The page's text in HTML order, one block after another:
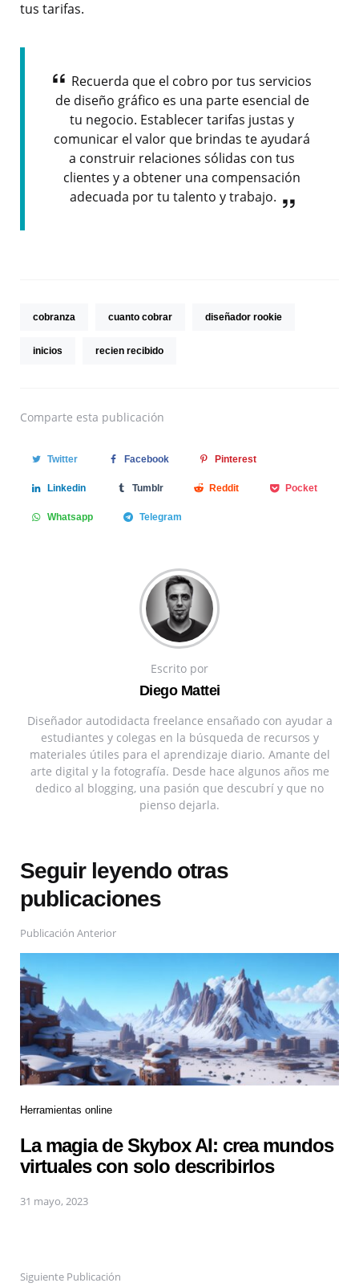
tus tarifas.
Recuerda que el cobro por tus servicios
de diseño gráfico es una parte esencial de
tu negocio. Establecer tarifas justas y
comunicar el valor que brindas te ayudará
a construir relaciones sólidas con tus
clientes y a obtener una compensación
adecuada por tu talento y trabajo.
cobranza cuanto cobrar diseñador rookie
inicios recien recibido
Comparte esta publicación
Twitter Facebook Pinterest
Linkedin Tumblr Reddit Pocket
Whatsapp Telegram
Escrito por
Diego Mattei
Diseñador autodidacta freelance ensañado con ayudar a
estudiantes y colegas en la búsqueda de recursos y
materiales útiles para el aprendizaje diario. Amante del
arte digital y la fotografía. Desde hace algunos años me
dedico al blogging, una pasión que descubrí y que no
pienso dejarla.
Seguir leyendo otras
publicaciones
Publicación Anterior
Herramientas online
La magia de Skybox AI: crea mundos
virtuales con solo describirlos
31 mayo, 2023
Siguiente Publicación